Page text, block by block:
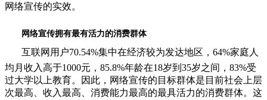
网络宣传的实效。
网络宣传拥有最有活力的消费群体
互联网用户70.54%集中在经济较为发达地区，64%家庭人
均月收入高于1000元，85.8%年龄在18岁到35岁之间，83%受
过大学以上教育。因此，网络宣传的目标群体是目前社会上层
次最高、收入最高、消费能力最高的最具活力的消费群体。这